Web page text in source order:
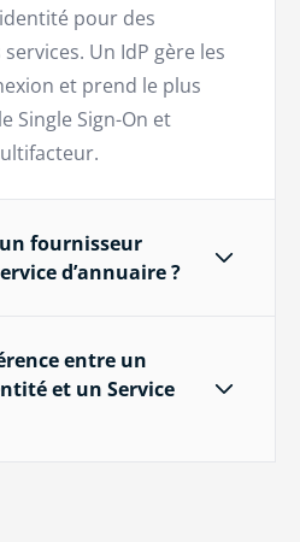
pour des
Un IdP gère les
et prend le plus
Single Sign-On et
fournisseur
d’annuaire ?
entre un
et un Service